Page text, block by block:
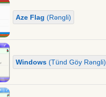
Aze Flag (Rəngli)
Windows(Tünd Göy Rəngli)